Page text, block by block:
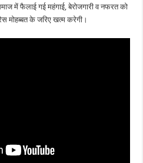
समाज में फैलाई गई महंगाई, बेरोजगारी व नफरत को
मोहब्बत के जरिए खत्म करेगी।